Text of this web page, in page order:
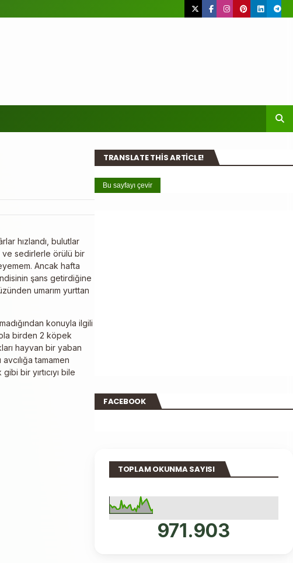
hızlandı, bulutlar
ve sedirlerle örülü bir
Ancak hafta
şans getirdiğine
umarım yurttan
konuyla ilgili
birden 2 köpek
hayvan bir yaban
tamamen
bir yırtıcıyı bile
TRANSLATE THIS ARTICLE!
Bu sayfayı çevir
FACEBOOK
TOPLAM OKUNMA SAYISI
971.903